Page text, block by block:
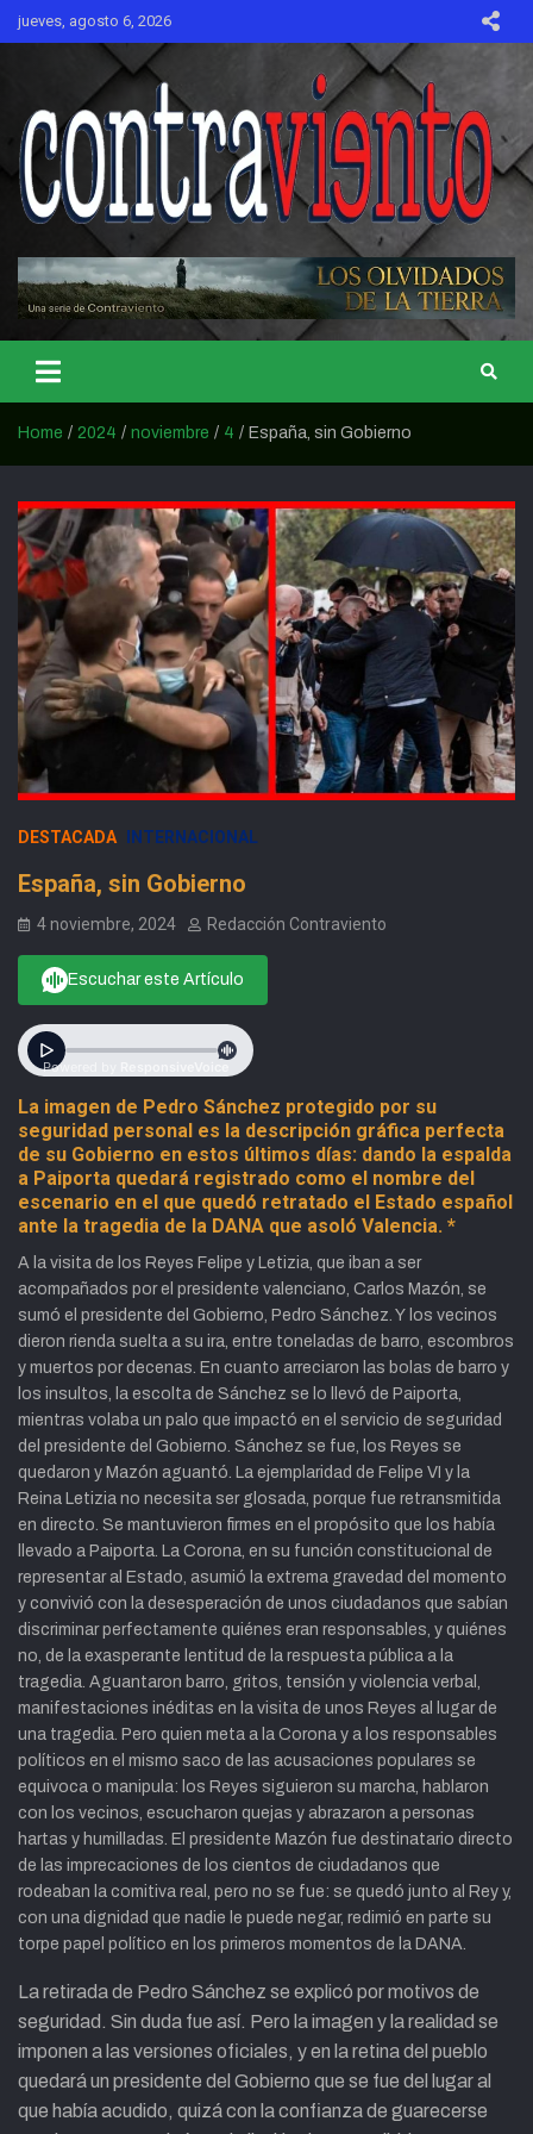
Skip
jueves, agosto 6, 2026
CONTRAVIENTO
Home 2024 noviembre 4 España, sin Gobierno
DESTACADA INTERNACIONAL
España, sin Gobierno
4 noviembre, 2024 Redacción Contraviento
Escuchar este Artículo
La imagen de Pedro Sánchez protegido por su
seguridad personal es la descripción gráfica perfecta
de su Gobierno en estos últimos días: dando la espalda
a Paiporta quedará registrado como el nombre del
escenario en el que quedó retratado el Estado español
ante la tragedia de la DANA que asoló Valencia. *
A la visita de los Reyes Felipe y Letizia, que iban a ser
acompañados por el presidente valenciano, Carlos Mazón, se
sumó el presidente del Gobierno, Pedro Sánchez. Y los vecinos
dieron rienda suelta a su ira, entre toneladas de barro, escombros
y muertos por decenas. En cuanto arreciaron las bolas de barro y
los insultos, la escolta de Sánchez se lo llevó de Paiporta,
mientras volaba un palo que impactó en el servicio de seguridad
del presidente del Gobierno. Sánchez se fue, los Reyes se
quedaron y Mazón aguantó. La ejemplaridad de Felipe VI y la
Reina Letizia no necesita ser glosada, porque fue retransmitida
en directo. Se mantuvieron firmes en el propósito que los había
llevado a Paiporta. La Corona, en su función constitucional de
representar al Estado, asumió la extrema gravedad del momento
y convivió con la desesperación de unos ciudadanos que sabían
discriminar perfectamente quiénes eran responsables, y quiénes
no, de la exasperante lentitud de la respuesta pública a la
tragedia. Aguantaron barro, gritos, tensión y violencia verbal,
manifestaciones inéditas en la visita de unos Reyes al lugar de
una tragedia. Pero quien meta a la Corona y a los responsables
políticos en el mismo saco de las acusaciones populares se
equivoca o manipula: los Reyes siguieron su marcha, hablaron
con los vecinos, escucharon quejas y abrazaron a personas
hartas y humilladas. El presidente Mazón fue destinatario directo
de las imprecaciones de los cientos de ciudadanos que
rodeaban la comitiva real, pero no se fue: se quedó junto al Rey y,
con una dignidad que nadie le puede negar, redimió en parte su
torpe papel político en los primeros momentos de la DANA.
La retirada de Pedro Sánchez se explicó por motivos de
seguridad. Sin duda fue así. Pero la imagen y la realidad se
imponen a las versiones oficiales, y en la retina del pueblo
quedará un presidente del Gobierno que se fue del lugar al
que había acudido, quizá con la confianza de guarecerse